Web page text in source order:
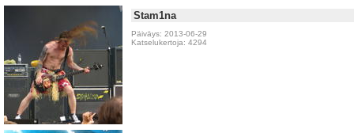
Stam1na
Päiväys: 2013-06-29
Katselukertoja: 4294